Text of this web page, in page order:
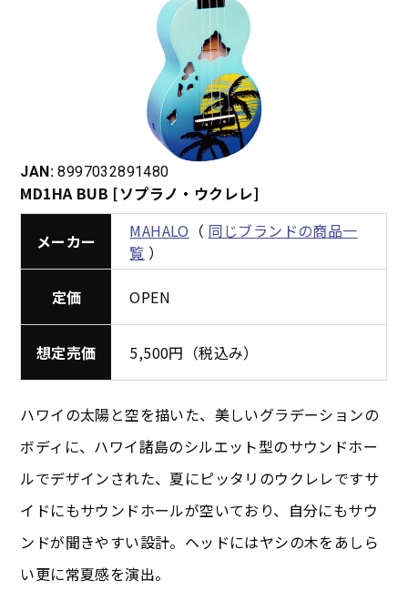
JAN: 8997032891480
MD1HA BUB [ソプラノ・ウクレレ]
メーカー MAHALO （ 同じブランドの商品一
覧 ）
定価 OPEN
想定売価 5,500円（税込み）
ハワイの太陽と空を描いた、美しいグラデーションの
ボディに、ハワイ諸島のシルエット型のサウンドホー
ルでデザインされた、夏にピッタリのウクレレですサ
イドにもサウンドホールが空いており、自分にもサウ
ンドが聞きやすい設計。ヘッドにはヤシの木をあしら
い更に常夏感を演出。